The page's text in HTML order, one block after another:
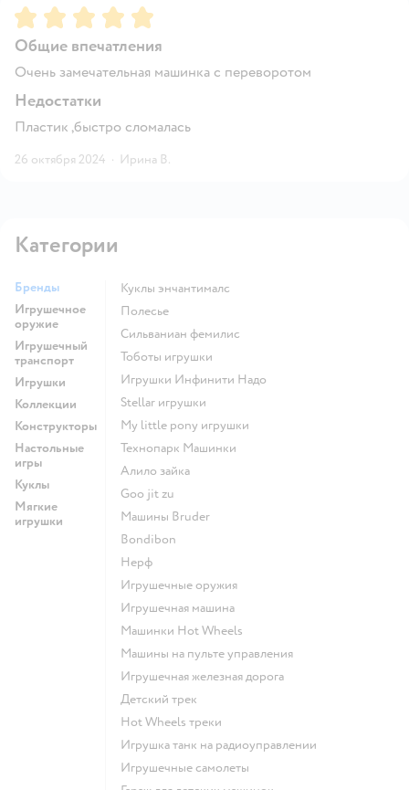
Рейтинг:5
Общие впечатления
Очень замечательная машинка с переворотом
Недостатки
Пластик ,быстро сломалась
26 октября 2024 · Ирина В.
Категории
Бренды
Игрушечное
оружие
Игрушечный
транспорт
Игрушки
Коллекции
Конструкторы
Настольные
игры
Куклы
Мягкие
игрушки
Куклы энчантималс
Полесье
Сильваниан фемилис
Тоботы игрушки
Игрушки Инфинити Надо
Stellar игрушки
my little pony игрушки
Технопарк Машинки
Алило зайка
Goo jit zu
Машины Bruder
Bondibon
Нерф
Игрушечные оружия
Игрушечная машина
Машинки Hot Wheels
Машины на пульте управления
Игрушечная железная дорога
Детский трек
Hot Wheels треки
Игрушка танк на радиоуправлении
Игрушечные самолеты